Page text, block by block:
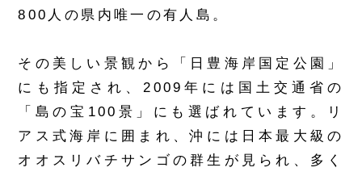
800人の県内唯一の有人島。
その美しい景観から「日豊海岸国定公園」
にも指定され、2009年には国土交通省の
「島の宝100景」にも選ばれています。リ
アス式海岸に囲まれ、沖には日本最大級の
オオスリバチサンゴの群生が見られ、多く